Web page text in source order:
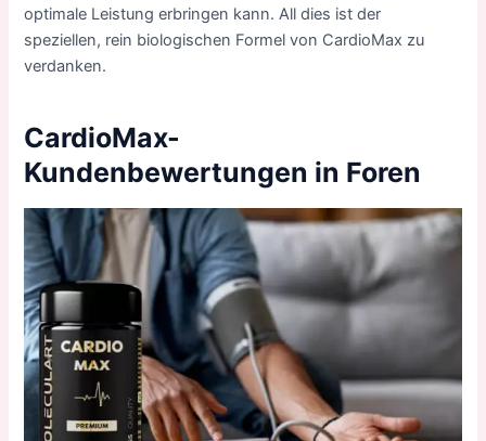
optimale Leistung erbringen kann. All dies ist der
speziellen, rein biologischen Formel von CardioMax zu
verdanken.
CardioMax-
Kundenbewertungen in Foren